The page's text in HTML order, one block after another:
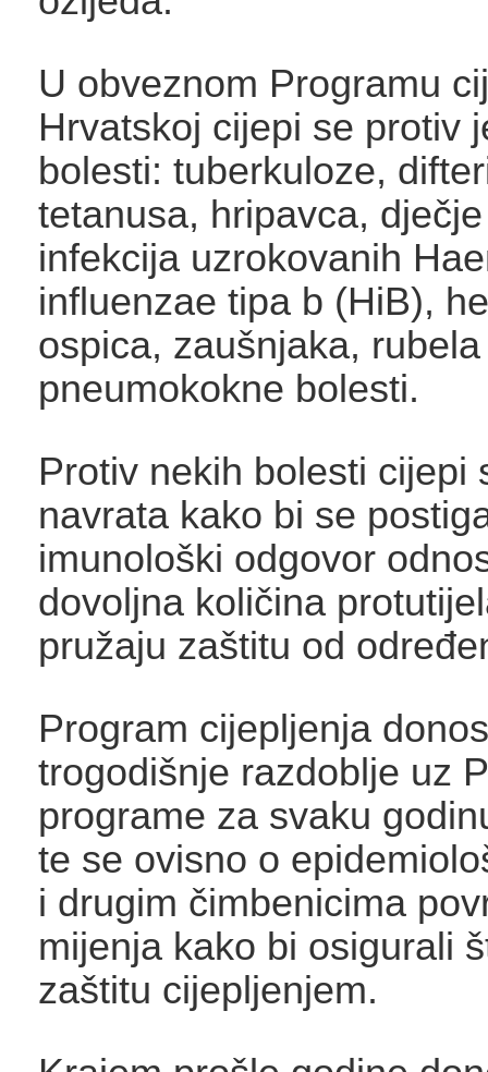
U obveznom Programu
Hrvatskoj cijepi se protiv
bolesti: tuberkuloze,
tetanusa, hripavca,
infekcija uzrokovanih
influenzae tipa b (HiB),
ospica, zaušnjaka,
pneumokokne bolesti.
Protiv nekih bolesti cijepi
navrata kako bi se
imunološki odgovor
dovoljna količina
pružaju zaštitu od
Program cijepljenja
trogodišnje razdoblje uz
programe za svaku
te se ovisno o
i drugim čimbenicima
mijenja kako bi osigurali
zaštitu cijepljenjem.